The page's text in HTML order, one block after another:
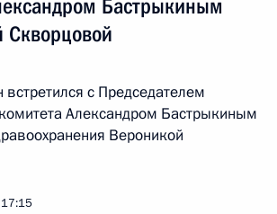
Бастрыкиным
Скворцовой
с Председателем
Александром Бастрыкиным
Вероникой
17:15